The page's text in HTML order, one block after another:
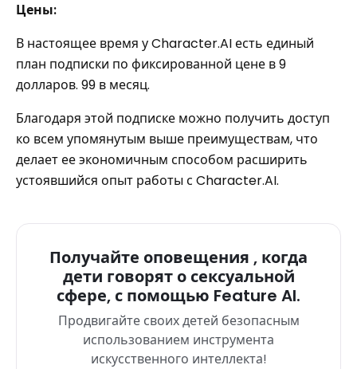
Цены:
В настоящее время у Character.AI есть единый
план подписки по фиксированной цене в 9
долларов. 99 в месяц.
Благодаря этой подписке можно получить доступ
ко всем упомянутым выше преимуществам, что
делает ее экономичным способом расширить
устоявшийся опыт работы с Character.AI.
Получайте оповещения , когда
дети говорят о сексуальной
сфере, с помощью Feature AI.
Продвигайте своих детей безопасным
использованием инструмента
искусственного интеллекта!